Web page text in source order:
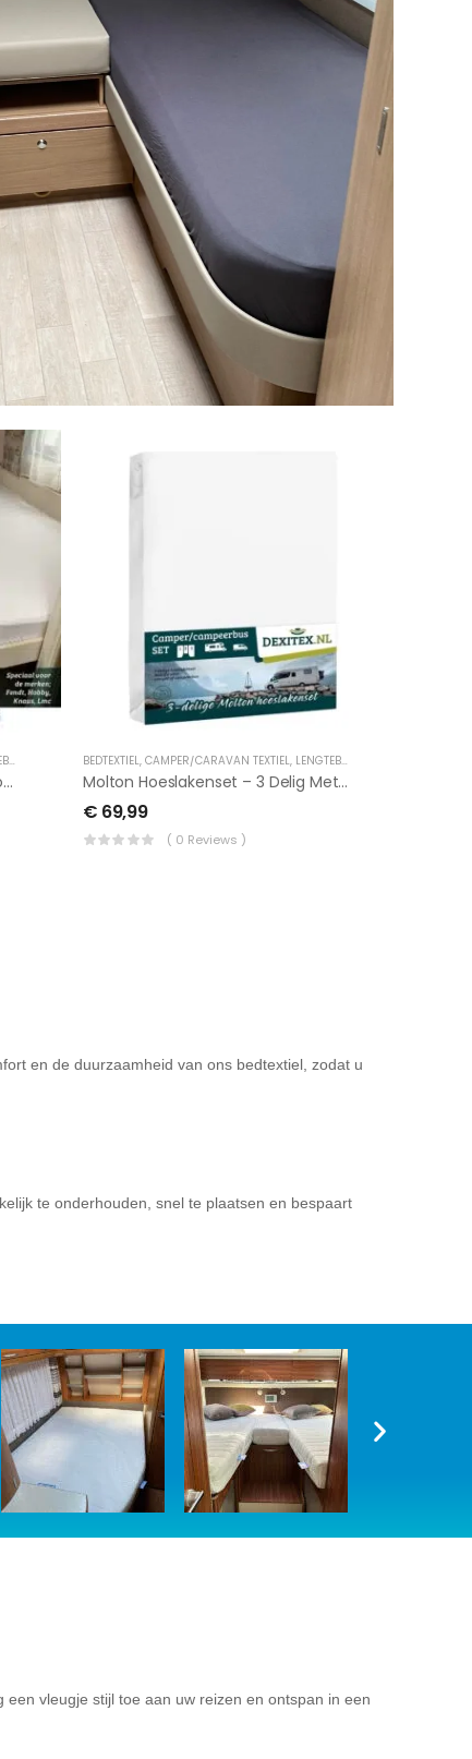
Enkele Bedden Waterdichte Molton Hoeslakenset 2 Delig
BEDTEXTIEL, CAMPER/CARAVAN TEXTIEL, LENGTEBED
Molton Hoeslakenset – 3 Delig Met Midden Matras
€ 69,99
( 0 Reviews )
en de duurzaamheid van ons bedtextiel, zodat u
te onderhouden, snel te plaatsen en bespaart
vleugje stijl toe aan uw reizen en ontspan in een